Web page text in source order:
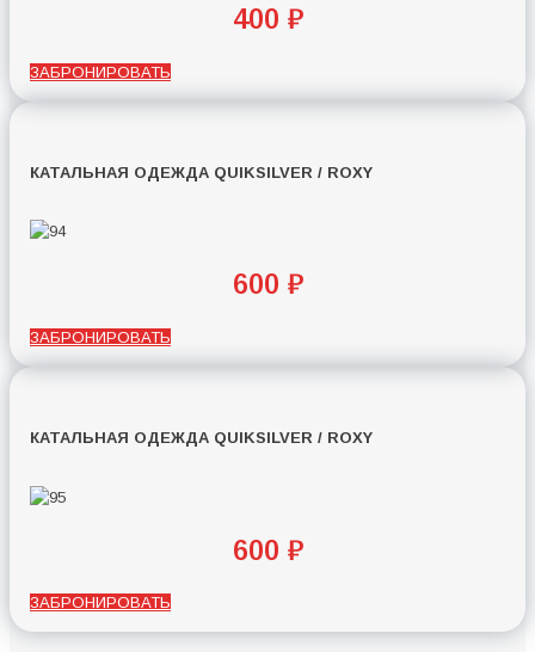
400 ₽
ЗАБРОНИРОВАТЬ
КАТАЛЬНАЯ ОДЕЖДА QUIKSILVER / ROXY
600 ₽
ЗАБРОНИРОВАТЬ
КАТАЛЬНАЯ ОДЕЖДА QUIKSILVER / ROXY
600 ₽
ЗАБРОНИРОВАТЬ